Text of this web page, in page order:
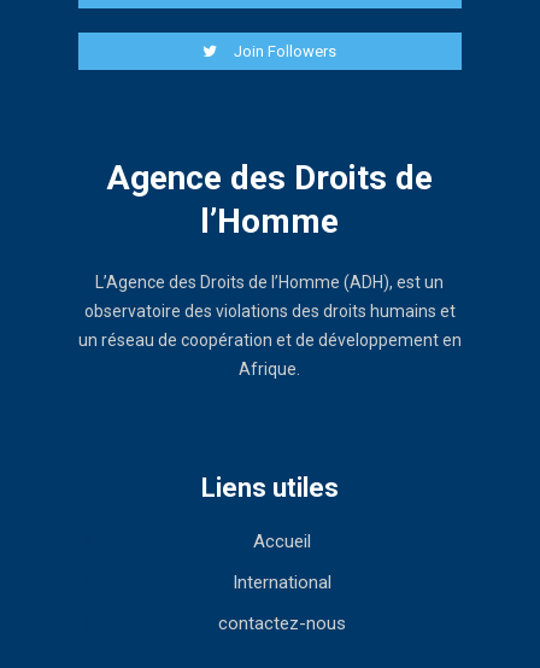
Join Followers
Agence des Droits de
l’Homme
L’Agence des Droits de l’Homme (ADH), est un
observatoire des violations des droits humains et
un réseau de coopération et de développement en
Afrique.
Liens utiles
Accueil
International
contactez-nous